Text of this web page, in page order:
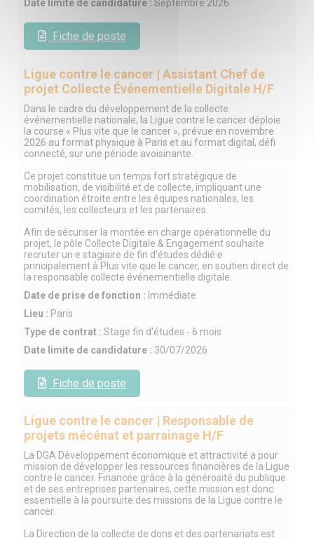
Date limite de candidature : Septembre 2026
Fiche de poste
Ligue contre le cancer | Assistant Chef de
projet Collecte Événementielle Digitale H/F
Dans le cadre du développement de la collecte
événementielle nationale, la Ligue contre le cancer déploie
la course « Plus vite que le cancer », prévue en novembre
2026 au format physique à Paris et au format digital, défi
connecté, sur une période avoisinante.
Ce projet constitue un temps fort stratégique de
mobilisation, de visibilité et de collecte, impliquant une
coordination étroite entre les équipes nationales, les
comités, les collecteurs et les partenaires.
Afin de sécuriser la montée en charge opérationnelle du
projet, le pôle Collecte Digitale & Engagement souhaite
recruter un·e stagiaire de fin d’études dédié·e
principalement à Plus vite que le cancer, en soutien direct de
la responsable collecte événementielle digitale.
Date de prise de fonction : Immédiate
Lieu : Paris
Type de contrat : Stage fin d'études - 6 mois
Date limite de candidature : 30/07/2026
Fiche de poste
Ligue contre le cancer | Responsable de
projets mécénat et parrainage H/F
La DGA Développement économique et attractivité a pour
mission de développer les ressources financières de la Ligue
contre le cancer. Financée grâce à la générosité du publique
et de ses entreprises partenaires, cette mission est donc
essentielle à la poursuite des missions de la Ligue contre le
cancer.
La Direction de la collecte de dons et des partenariats est